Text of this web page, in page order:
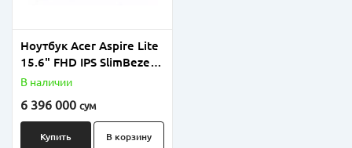
Ноутбук Acer Aspire Lite
15.6" FHD IPS SlimBezel,
AMD Ryzen 7 5825U, 8GB
В наличии
6 396 000 сум
Купить В корзину